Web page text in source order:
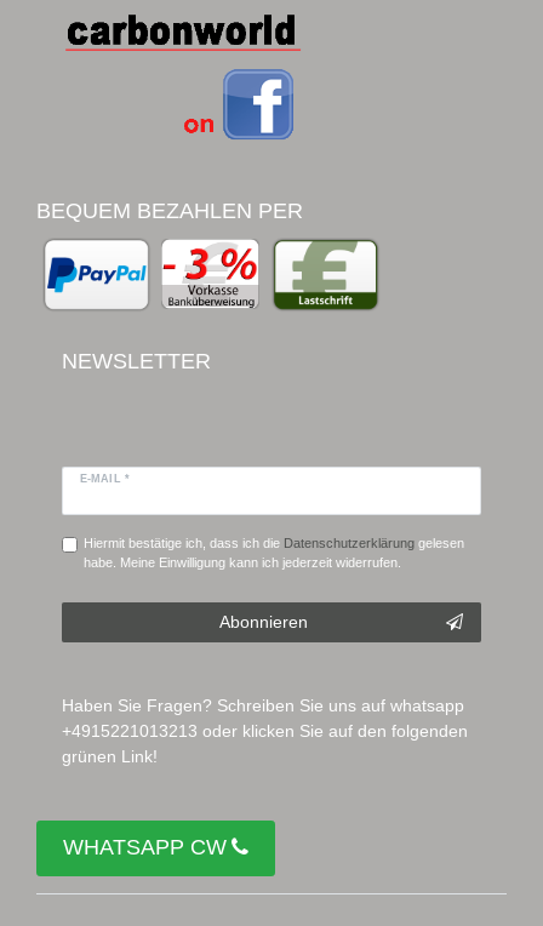
BEQUEM BEZAHLEN PER
NEWSLETTER
E-MAIL *
Hiermit bestätige ich, dass ich die Daten­schutz­erklärunggelesen
habe. Meine Einwilligung kann ich jederzeit widerrufen.
Abonnieren
Haben Sie Fragen? Schreiben Sie uns auf whatsapp
+4915221013213 oder klicken Sie auf den folgenden
grünen Link!
WHATSAPP CW